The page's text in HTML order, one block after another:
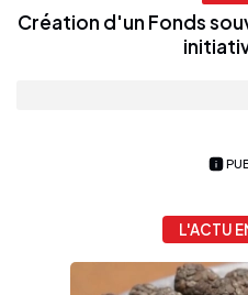
Création d'un Fonds
L'ACTU